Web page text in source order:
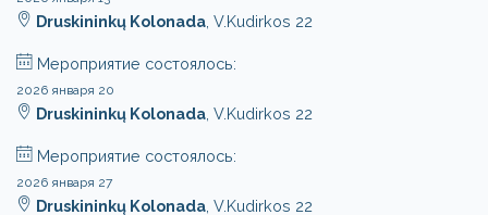
Druskininkų Kolonada , V.Kudirkos 22
Мероприятие состоялось:
2026 января 20
Druskininkų Kolonada , V.Kudirkos 22
Мероприятие состоялось:
2026 января 27
Druskininkų Kolonada , V.Kudirkos 22